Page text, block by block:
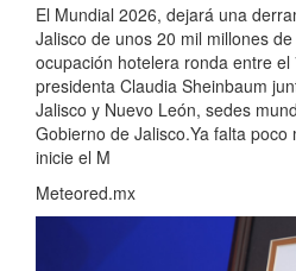
El Mundial 2026, dejará una
Jalisco de unos 20 mil millones
ocupación hotelera ronda entre el
presidenta Claudia Sheinbaum
Jalisco y Nuevo León, sedes
Gobierno de Jalisco.Ya falta
inicie el M
Meteored.mx